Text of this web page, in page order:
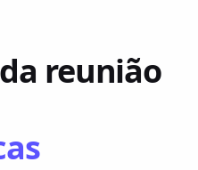
reunião